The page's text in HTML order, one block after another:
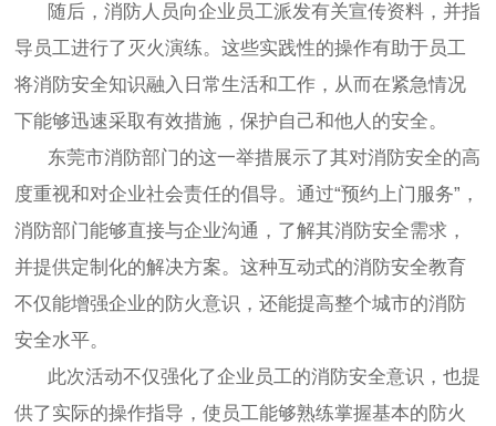
随后，消防人员向企业员工派发有关宣传资料，并指
导员工进行了灭火演练。这些实践性的操作有助于员工
将消防安全知识融入日常生活和工作，从而在紧急情况
下能够迅速采取有效措施，保护自己和他人的安全。
东莞市消防部门的这一举措展示了其对消防安全的高
度重视和对企业社会责任的倡导。通过“预约上门服务”，
消防部门能够直接与企业沟通，了解其消防安全需求，
并提供定制化的解决方案。这种互动式的消防安全教育
不仅能增强企业的防火意识，还能提高整个城市的消防
安全水平。
此次活动不仅强化了企业员工的消防安全意识，也提
供了实际的操作指导，使员工能够熟练掌握基本的防火